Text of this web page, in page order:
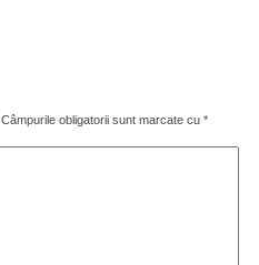
Câmpurile obligatorii sunt marcate cu *